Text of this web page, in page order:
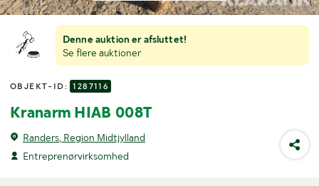
Denne auktion er afsluttet!
Se flere auktioner
OBJEKT-ID: 1287116
Kranarm HIAB 008T
Randers, Region Midtjylland
Entreprenørvirksomhed